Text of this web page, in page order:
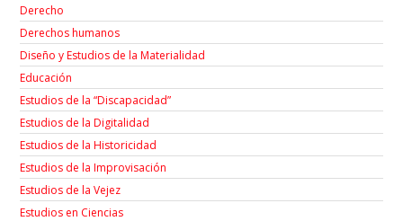
Derecho
Derechos humanos
Diseño y Estudios de la Materialidad
Educación
Estudios de la “Discapacidad”
Estudios de la Digitalidad
Estudios de la Historicidad
Estudios de la Improvisación
Estudios de la Vejez
Estudios en Ciencias